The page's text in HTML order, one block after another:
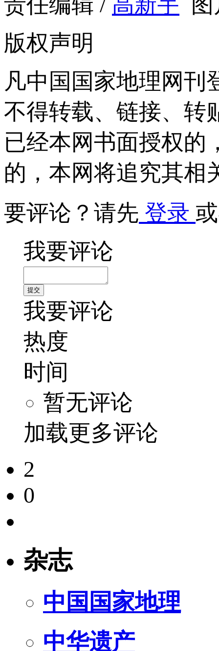
版权声明
凡中国国家地理网刊
不得转载、链接、转
已经本网书面授权的
的，本网将追究其相
要评论？请先 登录
我要评论
我要评论
热度
时间
暂无评论
加载更多评论
2
0
杂志
中国国家地理
中华遗产